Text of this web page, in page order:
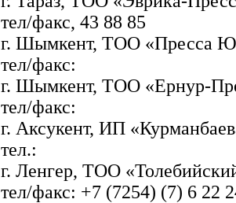
тел/факс, 43 88 85
г. Шымкент, ТОО «Пресса
тел/факс:
г. Шымкент, ТОО «Ернур-
тел/факс:
г. Аксукент, ИП
тел.:
г. Ленгер, ТОО
тел/факс: +7 (7254) (7) 6 22